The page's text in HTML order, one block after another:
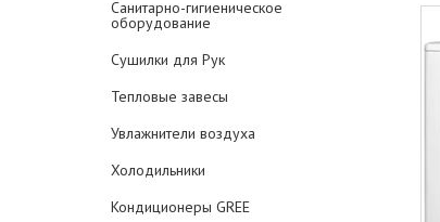
Санитарно-гигиеническое
оборудование
Сушилки для Рук
Тепловые завесы
Увлажнители воздуха
Холодильники
Кондиционеры GREE